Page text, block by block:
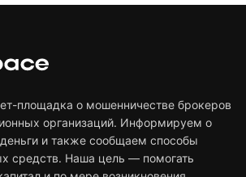
площадка о мошенничестве брокеров
организаций. Информируем о
и также сообщаем способы
средств. Наша цель — помогать